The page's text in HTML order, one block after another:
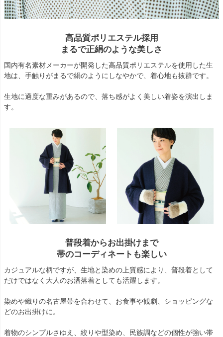
高品質ポリエステル採用
まるで正絹のような美しさ
国内有名素材メーカーが開発した高品質ポリエステルを使用した生
地は、手触りがまるで絹のようにしなやかで、着心地も抜群です。
生地に適度な重みがあるので、落ち感がよく美しい着姿を演出しま
す。
普段着からお出掛けまで
帯のコーディネートも楽しい
カジュアルな柄ですが、生地と染めの上質感により、普段着として
だけではなく大人のお洒落着としても活躍します。
染めや織りの名古屋帯を合わせて、お食事や観劇、ショッピングな
どのお出掛けに。
着物のシンプルさゆえ、絞りや型染め、民族調などの個性が強い帯